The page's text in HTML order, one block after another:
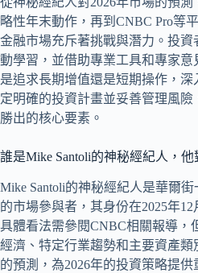
略性年末動作，再到CNBC Pro等
金融市場充斥著挑戰與潛力。投資
動學習，並借助專業工具和專家意
是追求長期增值還是短期操作，
定明確的投資計畫並妥善管理風險
勝出的核心要素。
誰是Mike Santoli的神秘經紀人，他
Mike Santoli的神秘經紀人是華爾
的市場參與者，其身份在2025年
具體看法需參閱CNBC相關報導，
經濟、特定行業趨勢和主要資產類
的預測，為2026年的投資策略提供